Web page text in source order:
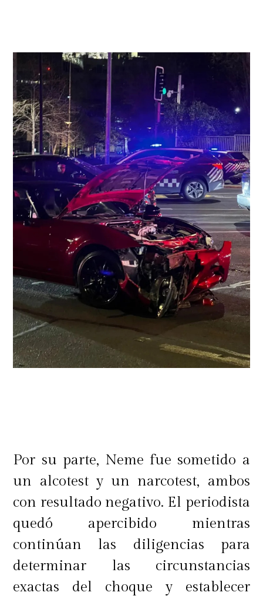
Por su parte, Neme fue sometido a
un alcotest y un narcotest, ambos
con resultado negativo. El periodista
quedó apercibido mientras
continúan las diligencias para
determinar las circunstancias
exactas del choque y establecer